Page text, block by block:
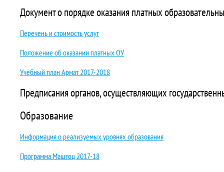
Документ о порядке оказания платных
Перечень и стоимость услуг
Положение об оказании платных ОУ
Учебный план Армат 2017-2018
Предписания органов, осуществляющих
Образование
Информация о реализуемых уровнях образования
Программа Маштоц 2017-18